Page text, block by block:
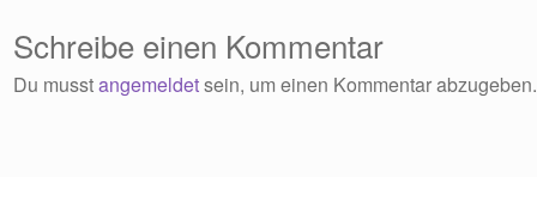
Schreibe einen Kommentar
Du musstangemeldetsein, um einen Kommentar abzugeben.